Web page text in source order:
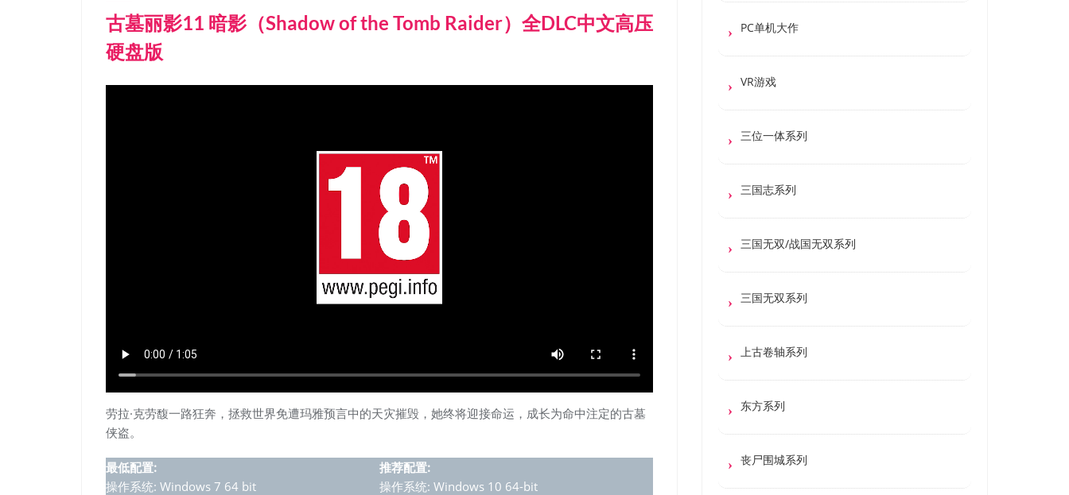
古墓丽影11 暗影（Shadow of the Tomb Raider）全DLC中文高压
硬盘版
劳拉·克劳馥一路狂奔，拯救世界免遭玛雅预言中的天灾摧毁，她终将迎接命运，成长为命中注定的古墓
侠盗。
最低配置:
操作系统: Windows 7 64 bit
推荐配置:
操作系统: Windows 10 64-bit
PC单机大作
VR游戏
三位一体系列
三国志系列
三国无双/战国无双系列
三国无双系列
上古卷轴系列
东方系列
丧尸围城系列